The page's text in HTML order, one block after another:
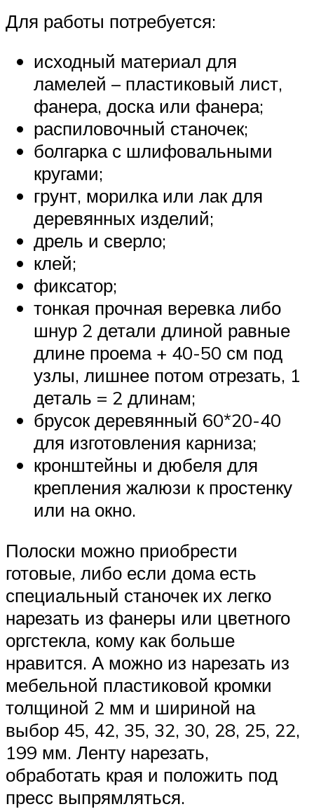
Для работы потребуется:
исходный материал для
ламелей – пластиковый лист,
фанера, доска или фанера;
распиловочный станочек;
болгарка с шлифовальными
кругами;
грунт, морилка или лак для
деревянных изделий;
дрель и сверло;
клей;
фиксатор;
тонкая прочная веревка либо
шнур 2 детали длиной равные
длине проема + 40-50 см под
узлы, лишнее потом отрезать, 1
деталь = 2 длинам;
брусок деревянный 60*20-40
для изготовления карниза;
кронштейны и дюбеля для
крепления жалюзи к простенку
или на окно.
Полоски можно приобрести
готовые, либо если дома есть
специальный станочек их легко
нарезать из фанеры или цветного
оргстекла, кому как больше
нравится. А можно из нарезать из
мебельной пластиковой кромки
толщиной 2 мм и шириной на
выбор 45, 42, 35, 32, 30, 28, 25, 22,
199 мм. Ленту нарезать,
обработать края и положить под
пресс выпрямляться.